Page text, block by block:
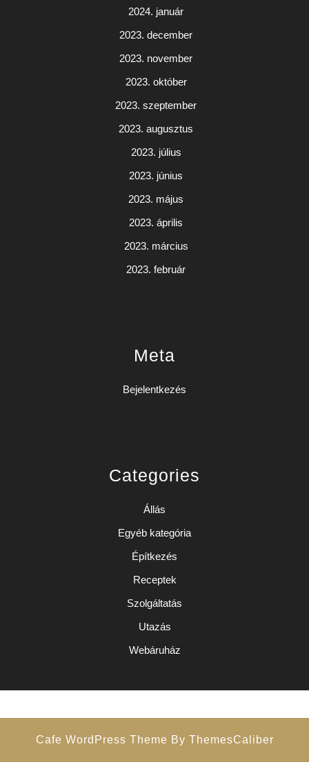
2024. január
2023. december
2023. november
2023. október
2023. szeptember
2023. augusztus
2023. július
2023. június
2023. május
2023. április
2023. március
2023. február
Meta
Bejelentkezés
Categories
Állás
Egyéb kategória
Építkezés
Receptek
Szolgáltatás
Utazás
Webáruház
Cafe WordPress Theme By ThemesCaliber